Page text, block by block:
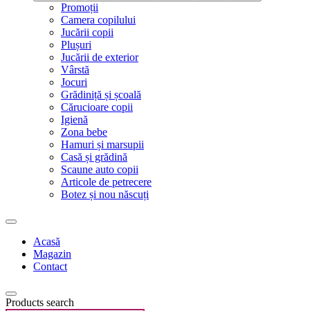
Promoții
Camera copilului
Jucării copii
Plușuri
Jucării de exterior
Vârstă
Jocuri
Grădiniță și școală
Cărucioare copii
Igienă
Zona bebe
Hamuri și marsupii
Casă și grădină
Scaune auto copii
Articole de petrecere
Botez și nou născuți
Acasă
Magazin
Contact
Products search